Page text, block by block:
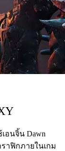
เอนจิ้น Dawn
าฟิกภายในเกม